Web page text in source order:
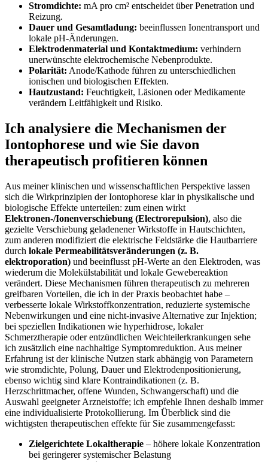
Stromdichte: mA pro​ cm² entscheidet über ⁢Penetration und
Reizung.
Dauer und Gesamtladung: ‌beeinflussen Ionentransport und
lokale pH‑Änderungen.
Elektrodenmaterial und Kontaktmedium: verhindern
unerwünschte elektrochemische Nebenprodukte.
Polarität: Anode/Kathode führen ⁣zu unterschiedlichen
ionischen und biologischen Effekten.
Hautzustand: Feuchtigkeit, Läsionen oder Medikamente
verändern Leitfähigkeit und Risiko.
Ich analysiere die Mechanismen der
Iontophorese⁢ und wie Sie‍ davon
therapeutisch profitieren können
Aus meiner klinischen und wissenschaftlichen Perspektive ‌lassen
sich die Wirkprinzipien der ​Iontophorese klar in physikalische ⁣und​
biologische Effekte unterteilen: zum einen wirkt
Elektronen-/Ionenverschiebung (Electrorepulsion), also die ​
gezielte Verschiebung‍ geladenener Wirkstoffe in Hautschichten,
zum anderen modifiziert die elektrische Feldstärke die Hautbarriere
durch lokale Permeabilitätsveränderungen (z. B.
elektroporation) und beeinflusst pH-Werte an den Elektroden, was
wiederum die Molekülstabilität und lokale Gewebereaktion
verändert.⁤ Diese Mechanismen führen therapeutisch zu mehreren
greifbaren Vorteilen, ​die ich ⁣in der Praxis beobachtet habe –
verbesserte lokale Wirkstoffkonzentration, reduzierte systemische
Nebenwirkungen und eine ​nicht-invasive Alternative‍ zur Injektion;
bei speziellen Indikationen wie hyperhidrose, ‌lokaler
Schmerztherapie oder entzündlichen Weichteilerkrankungen sehe
ich zusätzlich eine nachhaltige Symptomreduktion. Aus meiner
Erfahrung ist ⁤der klinische Nutzen stark abhängig⁤ von Parametern
wie stromdichte, Polung, Dauer und Elektrodenpositionierung,
ebenso wichtig ​sind klare Kontraindikationen (z. B.‌
Herzschrittmacher, offene Wunden, Schwangerschaft) und die
Auswahl geeigneter Arzneistoffe; ich empfehle Ihnen‍ deshalb immer
eine‌ individualisierte Protokollierung. Im Überblick sind die
wichtigsten therapeutischen effekte für Sie zusammengefasst:
Zielgerichtete Lokaltherapie – höhere lokale Konzentration
bei geringerer systemischer Belastung